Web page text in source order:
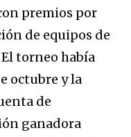
premios por
de equipos de
torneo había
octubre y la
de
ganadora